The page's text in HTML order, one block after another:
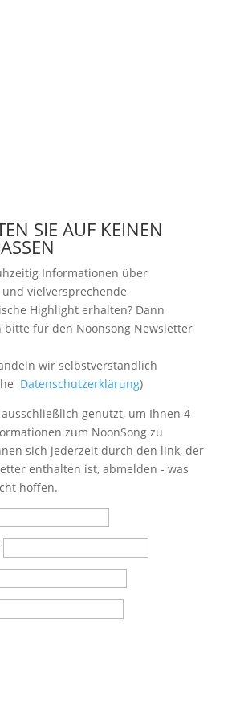
SIE AUF KEINEN
Informationen über
vielversprechende
Highlight erhalten? Dann
bitte für den Noonsong Newsletter
wir selbstverständlich
Datenschutzerklärung)
genutzt, um Ihnen 4-
zum NoonSong zu
sich jederzeit durch den link, der
enthalten ist, abmelden - was
hoffen.